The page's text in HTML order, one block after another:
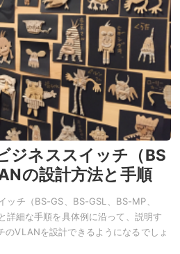
ジネススイッチ（BS
の設計方法と手順
ッチ（BS-GS、BS-GSL、BS-MP、
詳細な手順を具体例に沿って、説明す
のVLANを設計できるようになるでしょ